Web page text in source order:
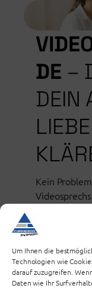
Um Ihnen die
Technologien wie
darauf zuzugreifen.
Daten wie Ihr
DE –
DEIN
Kein
Termin